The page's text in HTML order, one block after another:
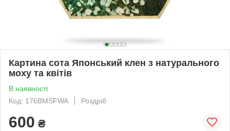
Картина сота Японський клен з натурального
моху та квітів
В наявності
Код: 176BMSFWA
Роздріб
600 ₴